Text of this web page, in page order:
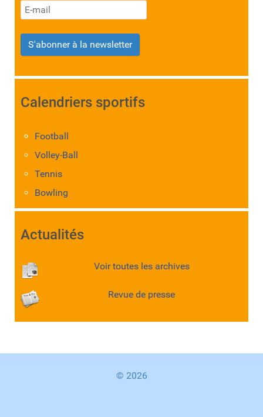
S'abonner à la newsletter
Calendriers sportifs
Football
Volley-Ball
Tennis
Bowling
Actualités
Voir toutes les archives
Revue de presse
© 2026